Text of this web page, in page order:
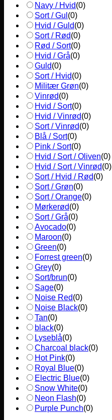
Navy / Hvid(0)
Sort / Gul (0)
Hvid / Guld(0)
Sort / Rød(0)
Rød / Sort(0)
Hvid / Grå(0)
Guld(0)
Sort / Hvid(0)
Militær Grøn(0)
Vinrød(0)
Hvid / Sort(0)
Hvid / Vinrød(0)
Sort / Vinrød(0)
Blå / Sort(0)
Pink / Sort(0)
Hvid / Sort / Oliven(0)
Hvid / Sort / Vinrød(0)
Sort / Hvid / Rød(0)
Sort / Grøn(0)
Sort / Orange(0)
Mørkerød(0)
Sort / Grå(0)
Avocado(0)
Maroon(0)
Green(0)
Forrest green(0)
Grey(0)
Sort/brun(0)
Sage(0)
Noise Red(0)
Noise Black(0)
Tan(0)
black(0)
Lyseblå(0)
Charcoal black(0)
Hot Pink(0)
Royal Blue(0)
Electric Blue(0)
Snow White(0)
Neon Flash(0)
Purple Punch(0)